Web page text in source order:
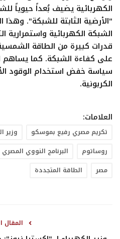
الكهربائية يضيف بُعداً حيوياً
"الأرضية الثابتة للشبكة". وهذا
الشبكة الكهربائية واستمرارية
قدرات كبيرة من الطاقة
على كفاءة الشبكة. كما يساهم
سياسة خفض استخدام الوقود
الكربونية.
العلامات:
تكريم مصري رفيع بموسكو وزير
روساتوم
البرنامج النووي المصري
مصر
الطاقة المتجددة
المقال